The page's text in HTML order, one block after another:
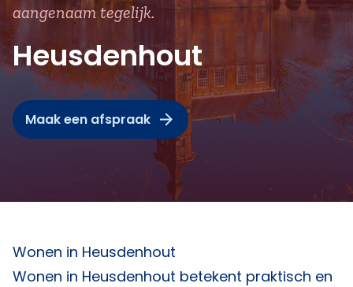
aangenaam tegelijk.
Heusdenhout
Maak een afspraak
Wonen in Heusdenhout
Wonen in Heusdenhout betekent praktisch en